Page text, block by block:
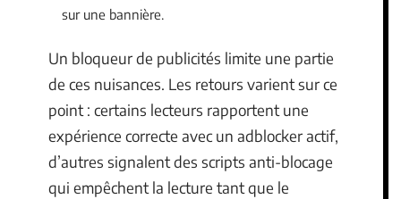
sur une bannière.
Un bloqueur de publicités limite une partie
de ces nuisances. Les retours varient sur ce
point : certains lecteurs rapportent une
expérience correcte avec un adblocker actif,
d’autres signalent des scripts anti-blocage
qui empêchent la lecture tant que le